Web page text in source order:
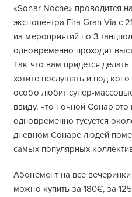
«Sonar Noche» проводится
экспоцентра Fira Gran Via с
из мероприятий по 3
одновременно проходят
Так что вам придется
хотите послушать и под
особо любит супер-
ввиду, что ночной Сонар это
одновременно тусуется
дневном Сонаре людей
самых популярных
Абонемент на все
можно купить за 180€, за